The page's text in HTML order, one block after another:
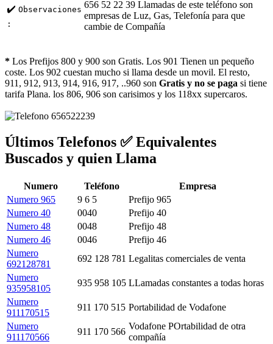
✔️ Observaciones
:
656 52 22 39 Llamadas de este teléfono son
empresas de Luz, Gas, Telefonía para que
cambie de Compañía
* Los Prefijos 800 y 900 son Gratis. Los 901 Tienen un pequeño
coste. Los 902 cuestan mucho si llama desde un movil. El resto,
911, 912, 913, 914, 916, 917, ..960 son Gratis y no se paga si tiene
tarifa Plana. los 806, 906 son carisimos y los 118xx supercaros.
Últimos Telefonos ✅ Equivalentes
Buscados y quien Llama
Numero Teléfono
Empresa
Numero 965
9 6 5
Prefijo 965
Numero 40
0040
Prefijo 40
Numero 48
0048
Prefijo 48
Numero 46
0046
Prefijo 46
Numero
692128781
692 128 781 Legalitas comerciales de venta
Numero
935958105
935 958 105 LLamadas constantes a todas horas
Numero
911170515
911 170 515 Portabilidad de Vodafone
Numero
911170566
911 170 566
Vodafone POrtabilidad de otra
compañía